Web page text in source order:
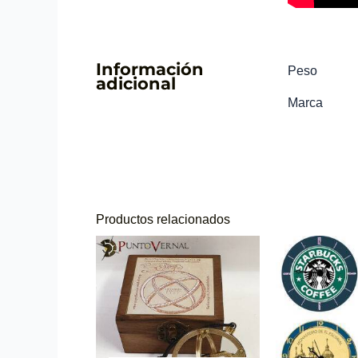
Información
adicional
Peso
Marca
Productos relacionados